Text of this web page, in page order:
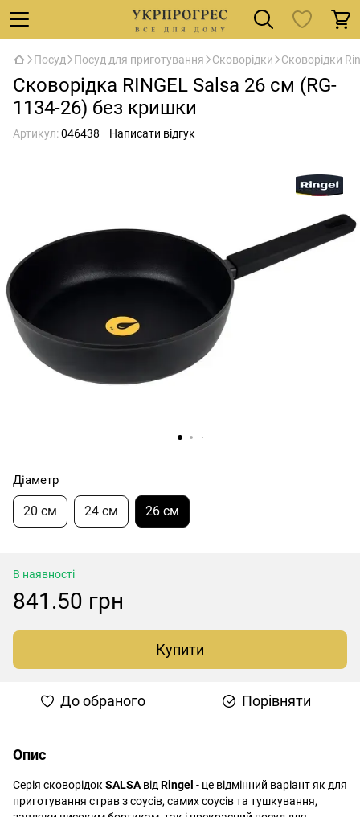
Посуд Посуд для приготування Сковорідки Сковорідки
Сковорідка RINGEL Salsa 26 см (RG-
1134-26) без кришки
Артикул:046438 Написати відгук
Діаметр
20 см 24 см 26 см
В наявності
841.50 грн
Купити
До обраного Порівняти
Опис
Серія сковорідок SALSA від Ringel - це відмінний варіант як для
приготування страв з соусів, самих соусів та тушкування,